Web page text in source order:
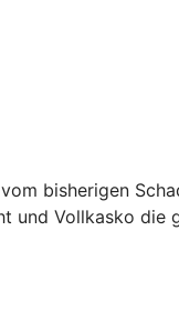
bisherigen
Vollkasko die